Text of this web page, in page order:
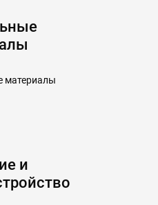
материалы
и